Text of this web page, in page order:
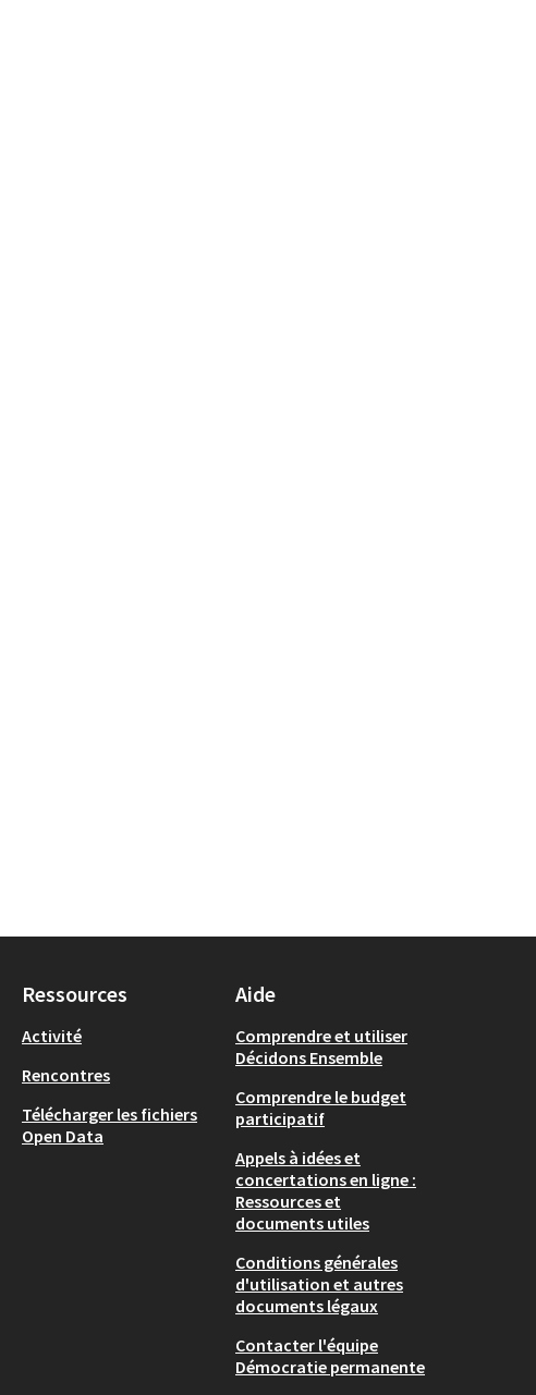
Ressources
Activité
Rencontres
Télécharger les fichiers
Open Data
Aide
Comprendre et utiliser
Décidons Ensemble
Comprendre le budget
participatif
Appels à idées et
concertations en ligne :
Ressources et
documents utiles
Conditions générales
d'utilisation et autres
documents légaux
Contacter l'équipe
Démocratie permanente